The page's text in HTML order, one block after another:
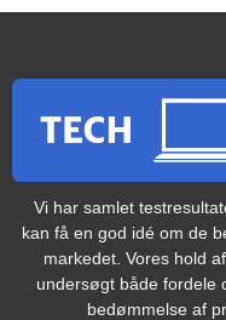
Vi har samlet
kan få en god idé om de
markedet. Vores hold
undersøgt både fordele
bedømmelse af